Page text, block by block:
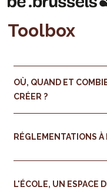
Toolbox
OÙ, QUAND ET
CRÉER ?
RÉGLEMENTATIONS À
L'ÉCOLE, UN ESPACE